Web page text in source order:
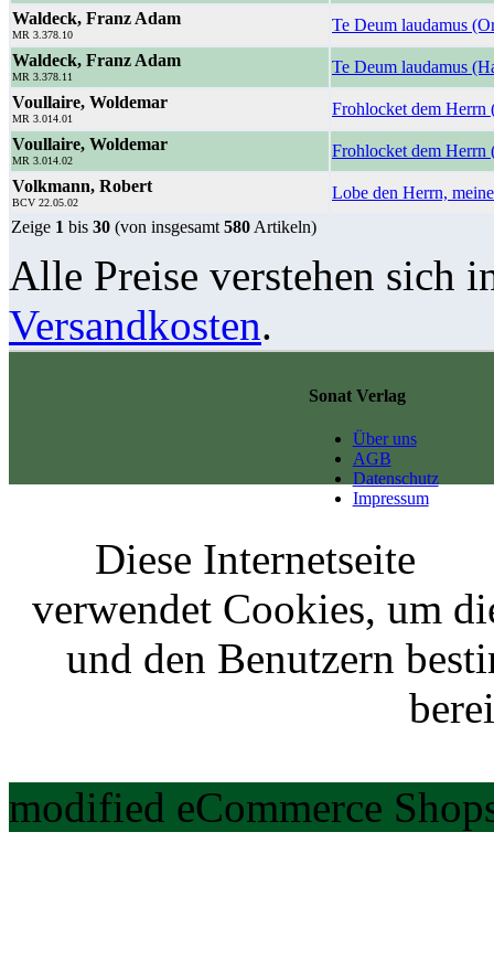
Waldeck, Franz Adam
MR 3.378.10
Te Deum laudamus
Waldeck, Franz Adam
MR 3.378.11
Te Deum laudamus
Voullaire, Woldemar
MR 3.014.01
Frohlocket dem Herrn
Voullaire, Woldemar
MR 3.014.02
Frohlocket dem Herrn
Volkmann, Robert
BCV 22.05.02
Lobe den Herrn,
Zeige 1 bis 30 (von insgesamt 580 Artikeln)
Alle Preise verstehen sich
Versandkosten.
Sonat Verlag
Über uns
AGB
Datenschutz
Impressum
Diese Internetseite
verwendet Cookies, um
und den Benutzern
modified eCommerce